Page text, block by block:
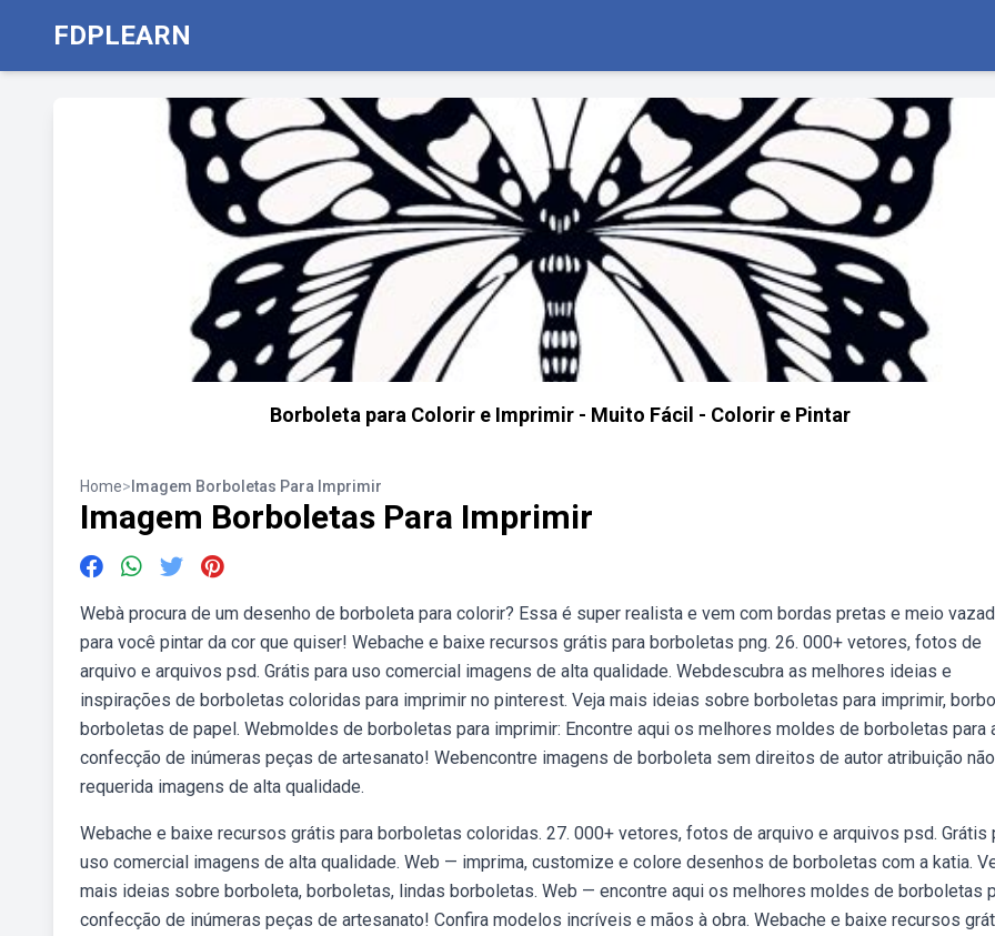
FDPLEARN
Borboleta para Colorir e Imprimir - Muito Fácil - Colorir e Pintar
Home> Imagem Borboletas Para Imprimir
Imagem Borboletas Para Imprimir
Webà procura de um desenho de borboleta para colorir? Essa é super realista e vem com bordas pretas e meio
para você pintar da cor que quiser! Webache e baixe recursos grátis para borboletas png. 26. 000+ vetores, fotos de
arquivo e arquivos psd. Grátis para uso comercial imagens de alta qualidade. Webdescubra as melhores ideias e
inspirações de borboletas coloridas para imprimir no pinterest. Veja mais ideias sobre borboletas para imprimir,
borboletas de papel. Webmoldes de borboletas para imprimir: Encontre aqui os melhores moldes de borboletas para
confecção de inúmeras peças de artesanato! Webencontre imagens de borboleta sem direitos de autor atribuição não
requerida imagens de alta qualidade.
Webache e baixe recursos grátis para borboletas coloridas. 27. 000+ vetores, fotos de arquivo e arquivos psd. Grátis
uso comercial imagens de alta qualidade. Web — imprima, customize e colore desenhos de borboletas com a katia.
mais ideias sobre borboleta, borboletas, lindas borboletas. Web — encontre aqui os melhores moldes de borboletas
confecção de inúmeras peças de artesanato! Confira modelos incríveis e mãos à obra. Webache e baixe recursos